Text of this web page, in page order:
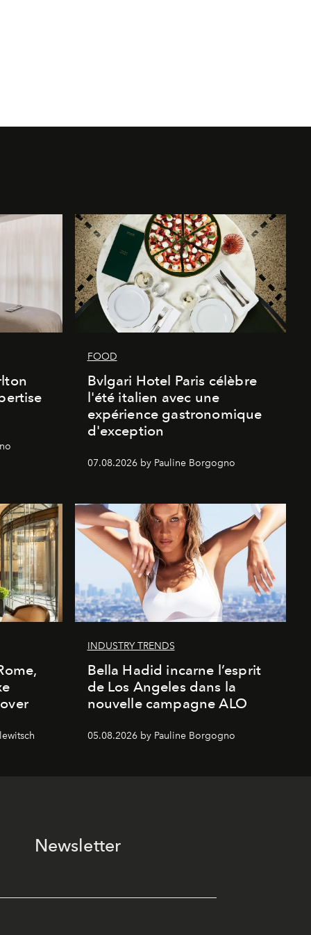
FOOD
Bvlgari Hotel Paris célèbre
l'été italien avec une
expérience gastronomique
d'exception
07.08.2026 by Pauline Borgogno
INDUSTRY TRENDS
Bella Hadid incarne l’esprit
de Los Angeles dans la
nouvelle campagne ALO
05.08.2026 by Pauline Borgogno
Newsletter